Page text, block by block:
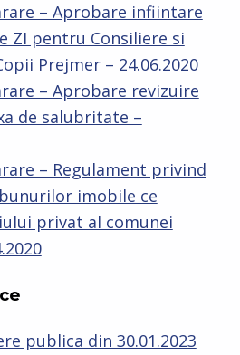
– Aprobare infiintare
ZI pentru Consiliere si
Prejmer – 24.06.2020
– Aprobare revizuire
de salubritate –
– Regulament privind
imobile ce
privat al comunei
publica din 30.01.2023